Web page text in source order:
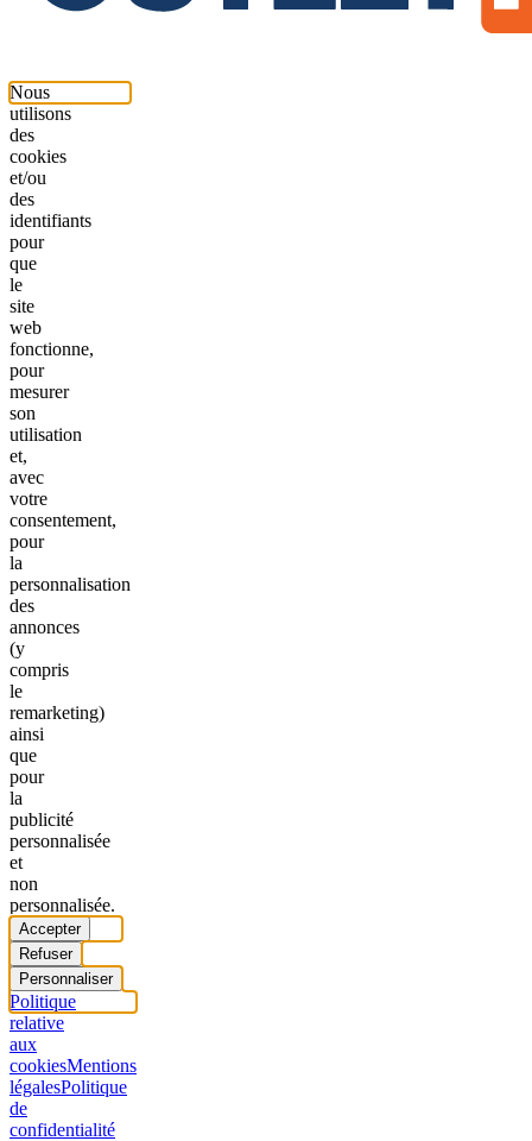
Nous
utilisons
des
cookies
et/ou
des
identifiants
pour
que
le
site
web
fonctionne,
pour
mesurer
son
utilisation
et,
avec
votre
consentement,
pour
la
personnalisation
des
annonces
(y
compris
le
remarketing)
ainsi
que
pour
la
publicité
personnalisée
et
non
personnalisée.
Accepter
Refuser
Personnaliser
Politique
relative
aux
cookiesMentions
légalesPolitique
de
confidentialité